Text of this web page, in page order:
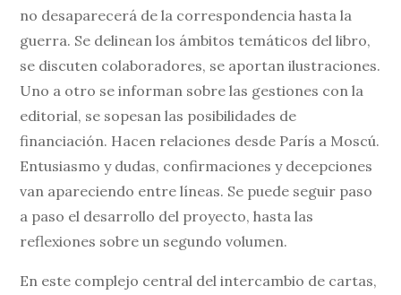
no desaparecerá de la correspondencia hasta la
guerra. Se delinean los ámbitos temáticos del libro,
se discuten colaboradores, se aportan ilustraciones.
Uno a otro se informan sobre las gestiones con la
editorial, se sopesan las posibilidades de
financiación. Hacen relaciones desde París a Moscú.
Entusiasmo y dudas, confirmaciones y decepciones
van apareciendo entre líneas. Se puede seguir paso
a paso el desarrollo del proyecto, hasta las
reflexiones sobre un segundo volumen.
En este complejo central del intercambio de cartas,